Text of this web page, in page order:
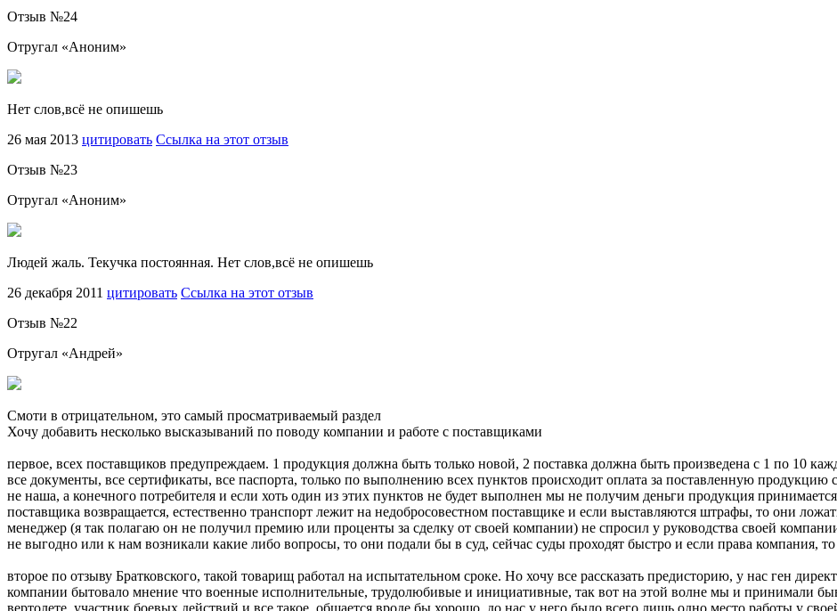
Отзыв №24
Отругал «Аноним»
Нет слов,всё не опишешь
26 мая 2013 цитировать Ссылка на этот отзыв
Отзыв №23
Отругал «Аноним»
Людей жаль. Текучка постоянная. Нет слов,всё не опишешь
26 декабря 2011 цитировать Ссылка на этот отзыв
Отзыв №22
Отругал «Андрей»
Смоти в отрицательном, это самый просматриваемый раздел
Хочу добавить несколько высказываний по поводу компании и работе с поставщиками
первое, всех поставщиков предупреждаем. 1 продукция должна быть только новой, 2 поставка должна быть произведена с 1 по 10
все документы, все сертификаты, все паспорта, только по выполнению всех пунктов происходит оплата за поставленную продукцию
не наша, а конечного потребителя и если хоть один из этих пунктов не будет выполнен мы не получим деньги продукция
поставщика возвращается, естественно транспорт лежит на недобросовестном поставщике и если выставляются штрафы, то они
менеджер (я так полагаю он не получил премию или проценты за сделку от своей компании) не спросил у руководства своей
не выгодно или к нам возникали какие либо вопросы, то они подали бы в суд, сейчас суды проходят быстро и если права компания,
второе по отзыву Братковского, такой товарищ работал на испытательном сроке. Но хочу все рассказать предисторию, у нас ген
компании бытовало мнение что военные исполнительные, трудолюбивые и инициативные, так вот на этой волне мы и принимали
вертолете, участник боевых действий и все такое, общается вроде бы хорошо, до нас у него было всего лишь одно место работы у